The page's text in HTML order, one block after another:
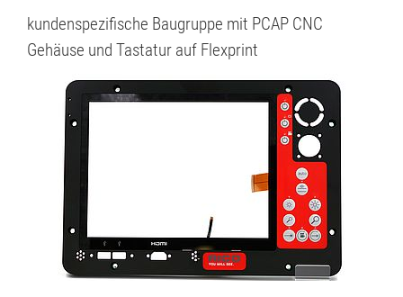
kundenspezifische Baugruppe mit PCAP CNC
Gehäuse und Tastatur auf Flexprint